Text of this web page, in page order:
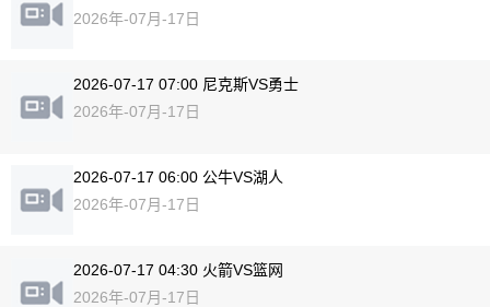
2026年-07月-17日
2026-07-17 07:00 尼克斯VS勇士
2026年-07月-17日
2026-07-17 06:00 公牛VS湖人
2026年-07月-17日
2026-07-17 04:30 火箭VS篮网
2026年-07月-17日